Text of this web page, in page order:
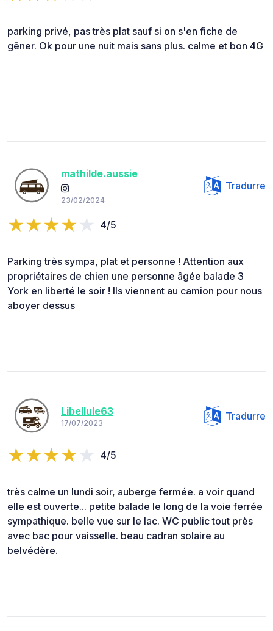
parking privé, pas très plat sauf si on s'en fiche de
gêner. Ok pour une nuit mais sans plus. calme et bon 4G
mathilde.aussie
23/02/2024
Tradurre
4/5
Parking très sympa, plat et personne ! Attention aux
propriétaires de chien une personne âgée balade 3
York en liberté le soir ! Ils viennent au camion pour nous
aboyer dessus
Libellule63
17/07/2023
Tradurre
4/5
très calme un lundi soir, auberge fermée. a voir quand
elle est ouverte... petite balade le long de la voie ferrée
sympathique. belle vue sur le lac. WC public tout près
avec bac pour vaisselle. beau cadran solaire au
belvédère.